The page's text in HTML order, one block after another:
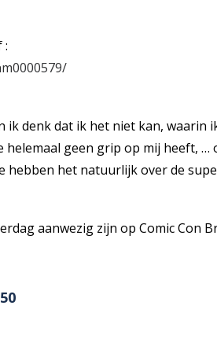
:
ik denk dat ik het niet kan, waarin
helemaal geen grip op mij heeft, …
hebben het natuurlijk over de
aanwezig zijn op Comic Con